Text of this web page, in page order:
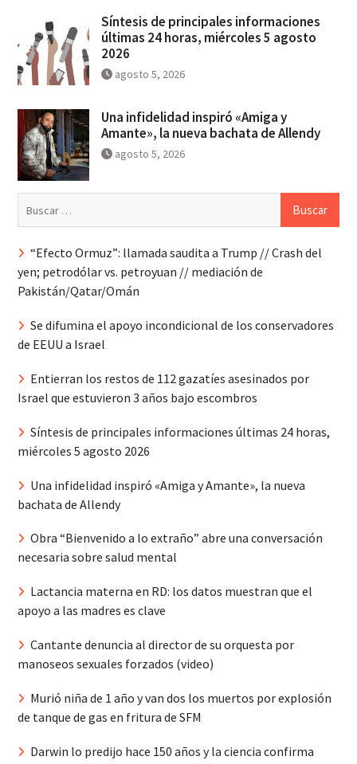
Síntesis de principales informaciones
últimas 24 horas, miércoles 5 agosto
2026
agosto 5, 2026
Una infidelidad inspiró «Amiga y
Amante», la nueva bachata de Allendy
agosto 5, 2026
“Efecto Ormuz”: llamada saudita a Trump // Crash del
yen; petrodólar vs. petroyuan // mediación de
Pakistán/Qatar/Omán
Se difumina el apoyo incondicional de los conservadores
de EEUU a Israel
Entierran los restos de 112 gazatíes asesinados por
Israel que estuvieron 3 años bajo escombros
Síntesis de principales informaciones últimas 24 horas,
miércoles 5 agosto 2026
Una infidelidad inspiró «Amiga y Amante», la nueva
bachata de Allendy
Obra “Bienvenido a lo extraño” abre una conversación
necesaria sobre salud mental
Lactancia materna en RD: los datos muestran que el
apoyo a las madres es clave
Cantante denuncia al director de su orquesta por
manoseos sexuales forzados (video)
Murió niña de 1 año y van dos los muertos por explosión
de tanque de gas en fritura de SFM
Darwin lo predijo hace 150 años y la ciencia confirma